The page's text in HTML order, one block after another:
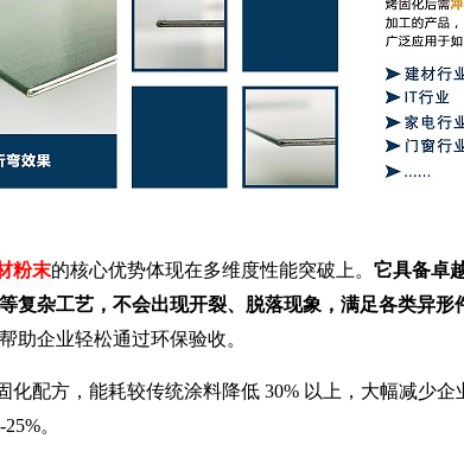
粉末的核心优势体现在多维度性能突破上。 它具备卓
复杂工艺，不会出现开裂、脱落现象，满足各类异形
助企业轻松通过环保验收。
化配方，能耗较传统涂料降低 30% 以上，大幅减少
。